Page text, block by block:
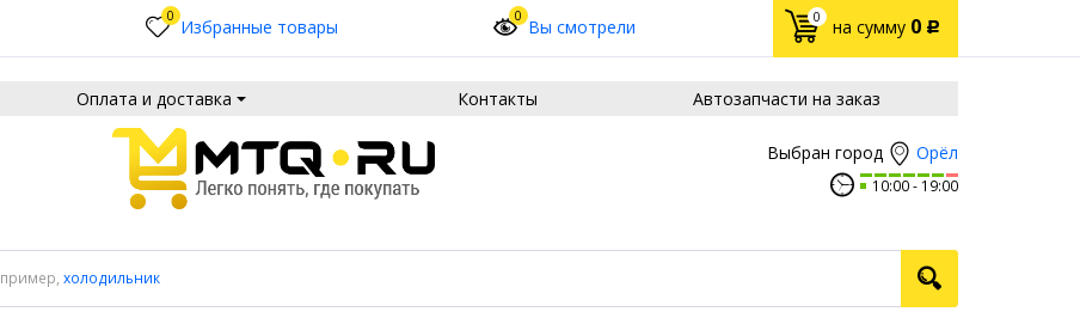
0 Избранные товары 0 Вы смотрели 0 на сумму 0 Р
Оплата и доставка Контакты Автозапчасти на заказ
Выбран город Орёл
10:00 19:00
холодильник